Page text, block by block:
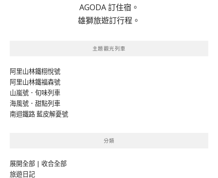
AGODA 訂住宿。
雄獅旅遊訂行程。
主題觀光列車
阿里山林鐵栩悅號
阿里山林鐵福森號
山嵐號．旬味列車
海風號．甜點列車
南迴鐵路 藍皮解憂號
分類
展開全部 | 收合全部
旅遊日記